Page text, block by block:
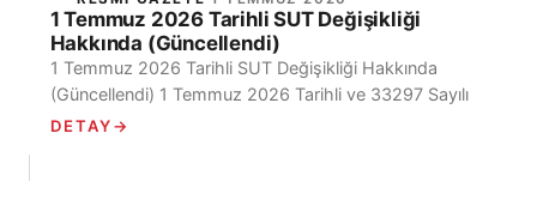
1 Temmuz 2026 Tarihli SUT Değişikliği
Hakkında (Güncellendi)
1 Temmuz 2026 Tarihli SUT Değişikliği Hakkında
(Güncellendi) 1 Temmuz 2026 Tarihli ve 33297 Sayılı
Resmi Gazete’de “Sosyal Güvenlik Kurumu Sağlık
DETAY→